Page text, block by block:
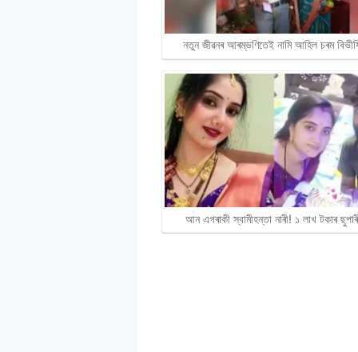
নতুন জীৱনৰ আৰম্ভণিতেই নামি আহিল চৰম
আন এগৰাকী স্বামীহন্তা নাৰী! ১ লাখ টকাৰ